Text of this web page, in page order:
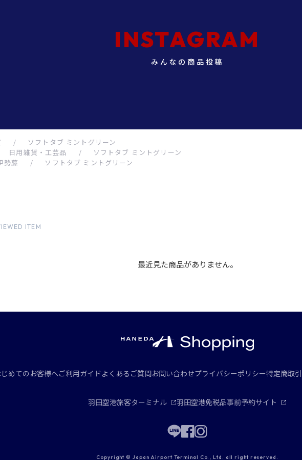
/
ソフトタブ ミントグリーン
日用雑貨・工芸品 /
ソフトタブ ミントグリーン
勢藤 / ソフトタブ ミントグリーン
INSTAGRAM
みんなの商品投稿
ITEM
最近見た商品がありません。
じめてのお客様へご利用ガイド よくあるご質問お問い合わせプライバシーポリシー特定商取
羽田空港旅客ターミナル 羽田空港免税品事前予約サイト
Copyright © Japan Airport Terminal Co., Ltd. all right reserved.